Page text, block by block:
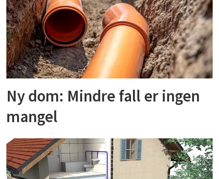
Ny dom: Mindre fall er ingen
mangel